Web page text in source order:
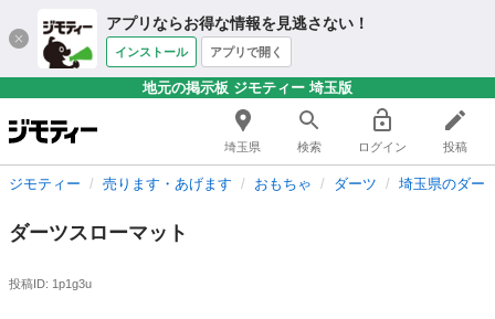
アプリならお得な情報を見逃さない！
インストール アプリで開く
地元の掲示板 ジモティー 埼玉版
埼玉県 検索 ログイン 投稿
ジモティー 売ります・あげます おもちゃ ダーツ 埼玉県のダー
ダーツスローマット
投稿ID: 1p1g3u